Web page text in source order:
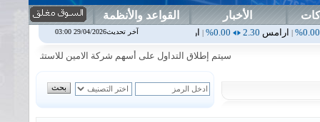
الأخبار القواعد والأنظمة
2.30
|اربيل 0.00
0.00
0.00%
|اسفنج
سيتم إطلاق التداول على أسهم شركة الامين للاستثمار المالي في